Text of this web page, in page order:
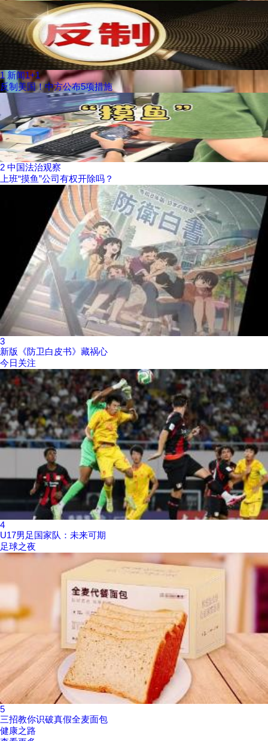
1 新闻1+1
反制美国！中方公布5项措施
2 中国法治观察
上班“摸鱼”公司有权开除吗？
3
新版《防卫白皮书》藏祸心
今日关注
4
U17男足国家队：未来可期
足球之夜
5
三招教你识破真假全麦面包
健康之路